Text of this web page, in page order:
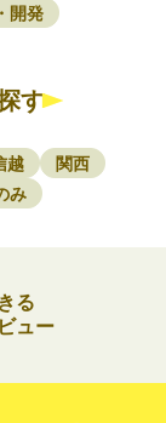
開発
す
越
関西
み
る
ュー